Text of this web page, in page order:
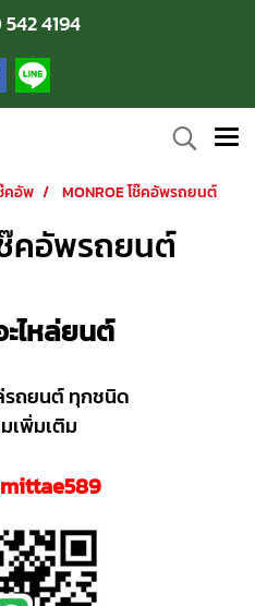
4194
คอัพ MONROE โช๊คอัพรถยนต์
ช๊คอัพรถยนต์
ไหล่ยนต์
รถยนต์ ทุกชนิด
เพิ่มเติม